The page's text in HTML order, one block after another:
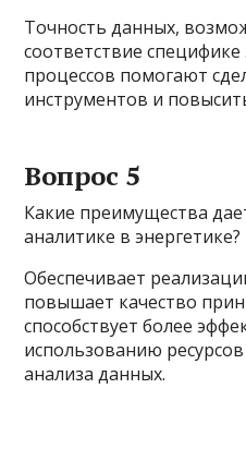
Точность данных,
соответствие специфике
процессов помогают
инструментов и
Вопрос 5
Какие преимущества
аналитике в энергетике?
Обеспечивает
повышает качество
способствует более
использованию
анализа данных.